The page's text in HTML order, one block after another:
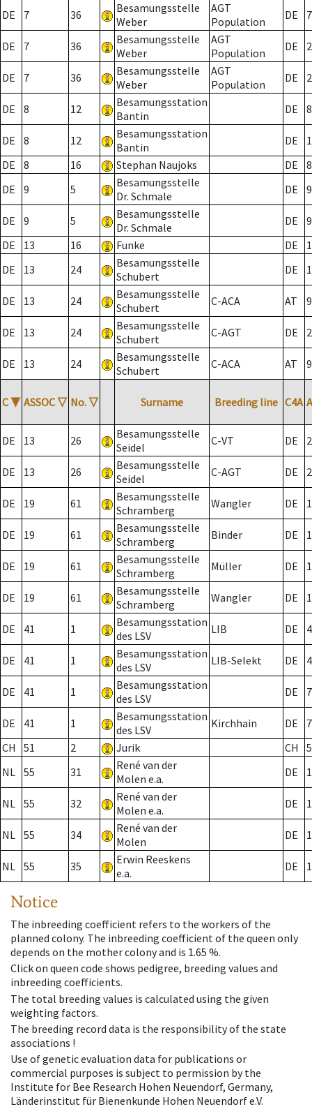
DE 7 36
Besamungsstelle
Weber
AGT
Population
DE 7
DE 7 36
Besamungsstelle
Weber
AGT
Population
DE 2
DE 7 36
Besamungsstelle
Weber
AGT
Population
DE 2
DE 8 12
Besamungsstation
Bantin
DE 8
DE 8 12
Besamungsstation
Bantin
DE
DE
8 16 Stephan Naujoks DE
8
DE
9 5
Besamungsstelle
Dr. Schmale
DE 9
DE 9 5
Besamungsstelle
Dr. Schmale
DE
9
DE
13 16 Funke DE
DE
13 24
Besamungsstelle
Schubert
DE
DE 13 24
Besamungsstelle
Schubert
C-ACA AT
DE 13 24
Besamungsstelle
Schubert
C-AGT DE 2
DE 13 24
Besamungsstelle
Schubert
C-ACA AT
C ▼ ASSOC ▽ No. ▽ Surname Breeding line C4A
DE 13 26
Besamungsstelle
Seidel
C-VT DE 2
DE 13 26
Besamungsstelle
Seidel
C-AGT DE 2
DE 19 61
Besamungsstelle
Schramberg
Wangler DE
DE 19 61
Besamungsstelle
Schramberg
Binder DE 1
DE 19 61
Besamungsstelle
Schramberg
Müller DE
DE 19 61
Besamungsstelle
Schramberg
Wangler DE
DE 41 1
Besamungsstation
des LSV
LIB DE
DE 41 1
Besamungsstation
des LSV
LIB-Selekt DE
DE 41 1
Besamungsstation
des LSV
DE 7
DE 41 1
Besamungsstation
des LSV
Kirchhain DE
7
CH
51 2 Jurik CH
NL 55 31
René van der
Molen e.a.
DE
NL 55 32
René van der
Molen e.a.
DE
NL 55 34
René van der
Molen
DE
NL 55 35
Erwin Reeskens
e.a.
DE
Notice
The inbreeding coefficient refers to the workers of the
planned colony. The inbreeding coefficient of the queen only
depends on the mother colony and is 1.65 %.
Click on queen code shows pedigree, breeding values and
inbreeding coefficients.
The total breeding values is calculated using the given
weighting factors.
The breeding record data is the responsibility of the state
associations !
Use of genetic evaluation data for publications or
commercial purposes is subject to permission by the
Institute for Bee Research Hohen Neuendorf, Germany,
Länderinstitut für Bienenkunde Hohen Neuendorf e.V.